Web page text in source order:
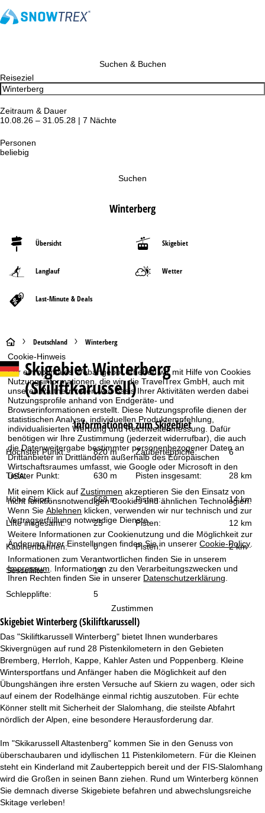
Cookie-Hinweis
Für ein optimales Webangebot erheben wir mit Hilfe von Cookies
Nutzungsinformationen, die wir, die TravelTrex GmbH, auch mit
unseren Partnern teilen. Auf Basis Ihrer Aktivitäten werden dabei
Nutzungsprofile anhand von Endgeräte- und
Browserinformationen erstellt. Diese Nutzungsprofile dienen der
statistischen Analyse, individuellen Produktempfehlung,
individualisierten Werbung und Reichweitenmessung. Dafür
benötigen wir Ihre Zustimmung (jederzeit widerrufbar), die auch
die Datenweitergabe bestimmter personenbezogener Daten an
Drittanbieter in Drittländern außerhalb des Europäischen
Wirtschaftsraumes umfasst, wie Google oder Microsoft in den
USA.
Mit einem Klick aufZustimmen akzeptieren Sie den Einsatz von
nicht funktionsnotwendigen Cookies und ähnlichen Technologien.
Wenn SieAblehnen klicken, verwenden wir nur technisch und zur
Vertragserfüllung notwendige Dienste.
Weitere Informationen zur Cookienutzung und die Möglichkeit zur
Änderung Ihrer Einstellungen finden Sie in unsererCookie-Policy.
Informationen zum Verantwortlichen finden Sie in unserem
Impressum. Informationen zu den Verarbeitungszwecken und
Ihren Rechten finden Sie in unserer Datenschutzerklärung.
Zustimmen
Suchen & Buchen
Reiseziel
Zeitraum & Dauer
10.08.26 – 31.05.28 | 7 Nächte
Personen
beliebig
Suchen
Winterberg
Übersicht Skigebiet
Langlauf Wetter
Last-Minute & Deals
S
t
a
r
t
s
e
i
t
e
Deutschland Winterberg
SkigebietWinterberg
(Skiliftkarussell)
Informationen zum Skigebiet
Höchster Punkt: 820 m Zauberteppiche: 6
Tiefster Punkt: 630 m Pisten insgesamt: 28 km
Höhe Skiort: 668 m Pisten: 14 km
Lifte insgesamt: 25 Pisten: 12 km
Kabinenbahnen: 0 Pisten: 2 km
Sessellifte: 14
Schlepplifte: 5
SkigebietWinterberg (Skiliftkarussell)
Das "Skiliftkarussell Winterberg" bietet Ihnen wunderbares
Skivergnügen auf rund 28 Pistenkilometern in den Gebieten
Bremberg, Herrloh, Kappe, Kahler Asten und Poppenberg. Kleine
Wintersportfans und Anfänger haben die Möglichkeit auf den
Übungshängen ihre ersten Versuche auf Skiern zu wagen, oder sich
auf einem der Rodelhänge einmal richtig auszutoben. Für echte
Könner stellt mit Sicherheit der Slalomhang, die steilste Abfahrt
nördlich der Alpen, eine besondere Herausforderung dar.
Im "Skikarussell Altastenberg" kommen Sie in den Genuss von
überschaubaren und idyllischen 11 Pistenkilometern. Für die Kleinen
steht ein Kinderland mit Zauberteppich bereit und der FIS-Slalomhang
wird die Großen in seinen Bann ziehen. Rund um Winterberg können
Sie demnach diverse Skigebiete befahren und abwechslungsreiche
Skitage verleben!